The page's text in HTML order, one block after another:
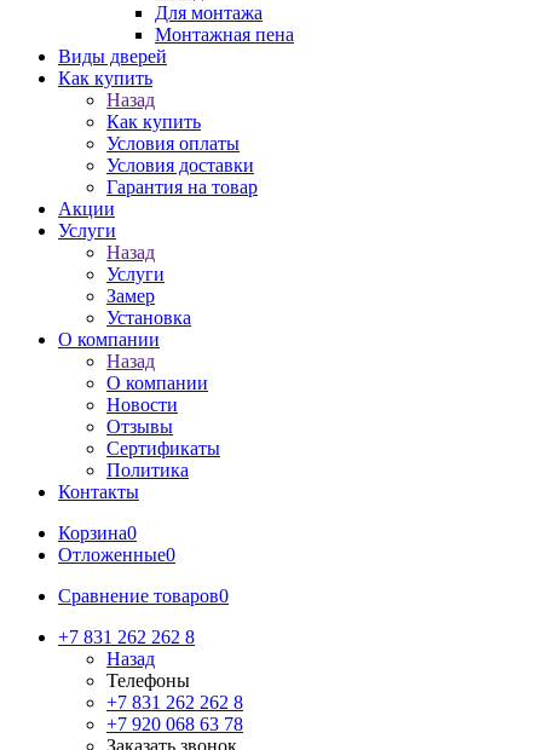
Для монтажа
Монтажная пена
Виды дверей
Как купить
Назад
Как купить
Условия оплаты
Условия доставки
Гарантия на товар
Акции
Услуги
Назад
Услуги
Замер
Установка
О компании
Назад
О компании
Новости
Отзывы
Сертификаты
Политика
Контакты
Корзина0
Отложенные0
Сравнение товаров0
+7 831 262 262 8
Назад
Телефоны
+7 831 262 262 8
+7 920 068 63 78
Заказать звонок